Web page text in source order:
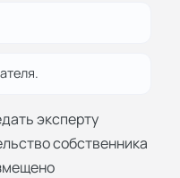
эксперту
собственника